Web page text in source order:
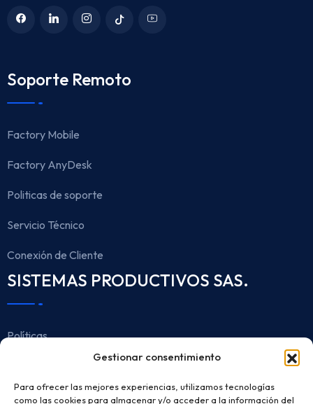
Gestionar consentimiento
Para ofrecer las mejores experiencias, utilizamos tecnologías
como las cookies para almacenar y/o acceder a la información del
Soporte Remoto
Factory Mobile
Factory AnyDesk
Politicas de soporte
Servicio Técnico
Conexión de Cliente
SISTEMAS PRODUCTIVOS SAS.
Políticas
Aviso de Privacidad
Protección de Datos